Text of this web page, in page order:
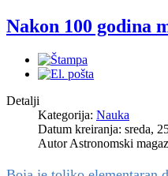
Nakon 100 godina
Detalji
Kategorija: Nauka
Datum kreiranja: sreda,
AutorAstronomski